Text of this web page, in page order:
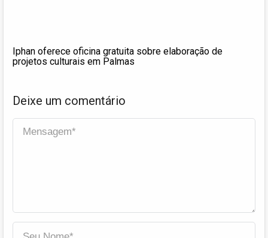
Iphan oferece oficina gratuita sobre elaboração de
projetos culturais em Palmas
Deixe um comentário